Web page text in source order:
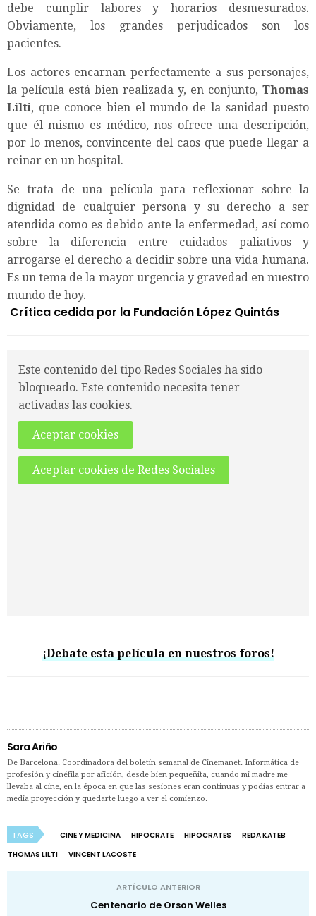
debe cumplir labores y horarios desmesurados.
Obviamente, los grandes perjudicados son los
pacientes.
Los actores encarnan perfectamente a sus personajes,
la película está bien realizada y, en conjunto, Thomas
Lilti, que conoce bien el mundo de la sanidad puesto
que él mismo es médico, nos ofrece una descripción,
por lo menos, convincente del caos que puede llegar a
reinar en un hospital.
Se trata de una película para reflexionar sobre la
dignidad de cualquier persona y su derecho a ser
atendida como es debido ante la enfermedad, así como
sobre la diferencia entre cuidados paliativos y
arrogarse el derecho a decidir sobre una vida humana.
Es un tema de la mayor urgencia y gravedad en nuestro
mundo de hoy.
Crítica cedida por la Fundación López Quintás
Este contenido del tipo Redes Sociales ha sido
bloqueado. Este contenido necesita tener
activadas las cookies.
Aceptar cookies
Aceptar cookies de Redes Sociales
¡Debate esta película en nuestros foros!
Sara Ariño
De Barcelona. Coordinadora del boletín semanal de Cinemanet. Informática de
profesión y cinéfila por afición, desde bien pequeñita, cuando mi madre me
llevaba al cine, en la época en que las sesiones eran continuas y podías entrar a
media proyección y quedarte luego a ver el comienzo.
TAGS CINE Y MEDICINA HIPOCRATE HIPOCRATES
REDA KATEB
THOMAS LILTI
VINCENT LACOSTE
ARTÍCULO ANTERIOR
Centenario de Orson Welles